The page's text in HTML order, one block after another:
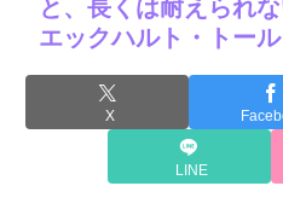
と、長くは耐えられ
エックハルト・トール
X
LINE